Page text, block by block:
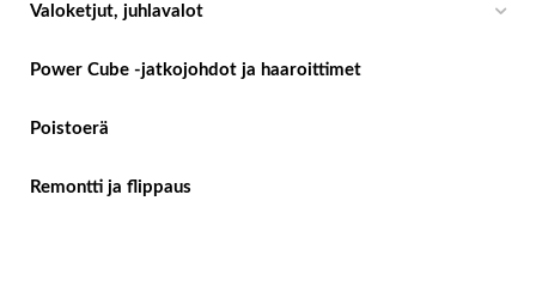
Valoketjut, juhlavalot
Power Cube -jatkojohdot ja haaroittimet
Poistoerä
Remontti ja flippaus